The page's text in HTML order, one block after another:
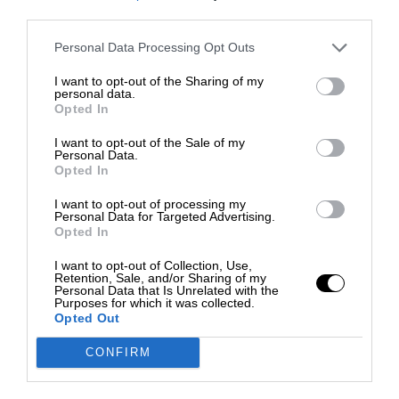
Personal Data Processing Opt Outs
I want to opt-out of the Sharing of my
personal data.
Opted In
I want to opt-out of the Sale of my
Personal Data.
Opted In
I want to opt-out of processing my
Personal Data for Targeted Advertising.
Opted In
I want to opt-out of Collection, Use,
Retention, Sale, and/or Sharing of my
Personal Data that Is Unrelated with the
Purposes for which it was collected.
Opted Out
CONFIRM
persona infetta per almeno 10 minuti. Sugli
aerei, l’Organizzazione Mondiale della Sanità ha
infetta è rischioso quando ci si trova seduti
a meno di due file di distanza.
anche che i passeggeri camminano, vanno in
bagno e toccano molte superfici. Per questo è
distanziamento di circa 2 metri da una
persona che tossisce e starnutisce.
Combatti la bassa
umidità negli aerei
La bassa umidità nelle cabine degli aerei